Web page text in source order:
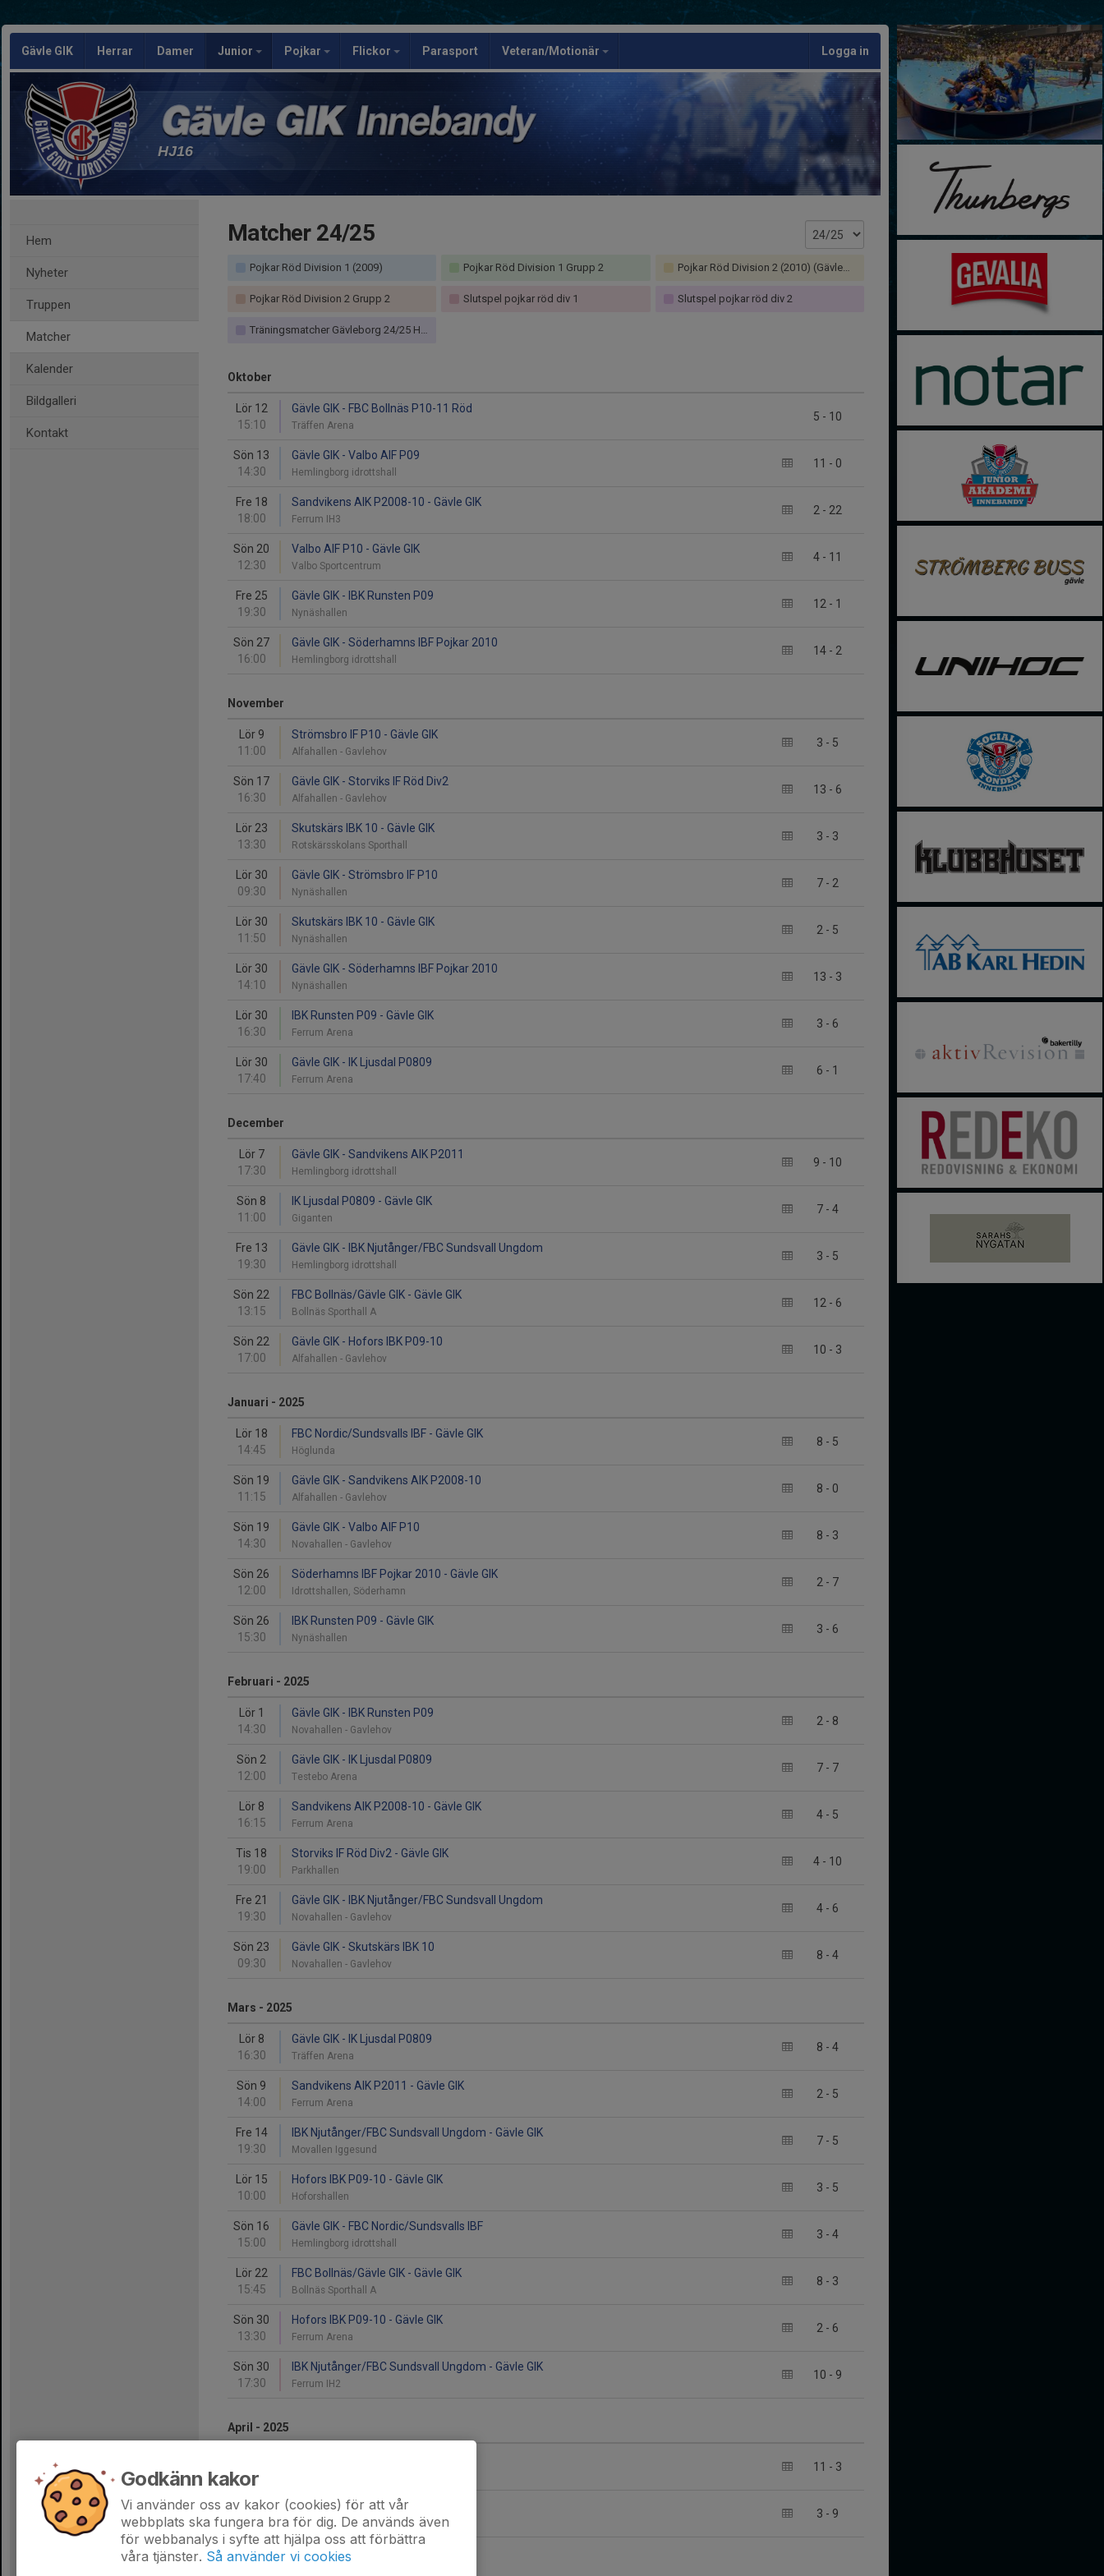
Gävle GIK Herrar Damer Junior Pojkar Flickor Parasport Veteran/Motionär Logga in
HJ16
Hem
Nyheter
Truppen
Matcher
Kalender
Bildgalleri
Kontakt
Matcher 24/25
Pojkar Röd Division 1 (2009) Pojkar Röd Division 1 Grupp 2 Pojkar Röd Division 2 (2010) (Gävleborg)
Pojkar Röd Division 2 Grupp 2 Slutspel pojkar röd div 1 Slutspel pojkar röd div 2
Träningsmatcher Gävleborg 24/25 Herrar/Pojkar) (Gävleborg)
Oktober
Lör 12
15:10
5 - 10
Gävle GIK - FBC Bollnäs P10-11 Röd
Träffen Arena
Sön 13
14:30
11 - 0
Gävle GIK - Valbo AIF P09
Hemlingborg idrottshall
Fre 18
18:00
2 - 22
Sandvikens AIK P2008-10 - Gävle GIK
Ferrum IH3
Sön 20
12:30
4 - 11
Valbo AIF P10 - Gävle GIK
Valbo Sportcentrum
Fre 25
19:30
12 - 1
Gävle GIK - IBK Runsten P09
Nynäshallen
Sön 27
16:00
14 - 2
Gävle GIK - Söderhamns IBF Pojkar 2010
Hemlingborg idrottshall
November
Lör 9
11:00
3 - 5
Strömsbro IF P10 - Gävle GIK
Alfahallen - Gavlehov
Sön 17
16:30
13 - 6
Gävle GIK - Storviks IF Röd Div2
Alfahallen - Gavlehov
Lör 23
13:30
3 - 3
Skutskärs IBK 10 - Gävle GIK
Rotskärsskolans Sporthall
Lör 30
09:30
7 - 2
Gävle GIK - Strömsbro IF P10
Nynäshallen
Lör 30
11:50
2 - 5
Skutskärs IBK 10 - Gävle GIK
Nynäshallen
Lör 30
14:10
13 - 3
Gävle GIK - Söderhamns IBF Pojkar 2010
Nynäshallen
Lör 30
16:30
3 - 6
IBK Runsten P09 - Gävle GIK
Ferrum Arena
Lör 30
17:40
6 - 1
Gävle GIK - IK Ljusdal P0809
Ferrum Arena
December
Lör 7
17:30
9 - 10
Gävle GIK - Sandvikens AIK P2011
Hemlingborg idrottshall
Sön 8
11:00
7 - 4
IK Ljusdal P0809 - Gävle GIK
Giganten
Fre 13
19:30
3 - 5
Gävle GIK - IBK Njutånger/FBC Sundsvall Ungdom
Hemlingborg idrottshall
Sön 22
13:15
12 - 6
FBC Bollnäs/Gävle GIK - Gävle GIK
Bollnäs Sporthall A
Sön 22
17:00
10 - 3
Gävle GIK - Hofors IBK P09-10
Alfahallen - Gavlehov
Januari - 2025
Lör 18
14:45
8 - 5
FBC Nordic/Sundsvalls IBF - Gävle GIK
Höglunda
Sön 19
11:15
8 - 0
Gävle GIK - Sandvikens AIK P2008-10
Alfahallen - Gavlehov
Sön 19
14:30
8 - 3
Gävle GIK - Valbo AIF P10
Novahallen - Gavlehov
Sön 26
12:00
2 - 7
Söderhamns IBF Pojkar 2010 - Gävle GIK
Idrottshallen, Söderhamn
Sön 26
15:30
3 - 6
IBK Runsten P09 - Gävle GIK
Nynäshallen
Februari - 2025
Lör 1
14:30
2 - 8
Gävle GIK - IBK Runsten P09
Novahallen - Gavlehov
Sön 2
12:00
7 - 7
Gävle GIK - IK Ljusdal P0809
Testebo Arena
Lör 8
16:15
4 - 5
Sandvikens AIK P2008-10 - Gävle GIK
Ferrum Arena
Tis 18
19:00
4 - 10
Storviks IF Röd Div2 - Gävle GIK
Parkhallen
Fre 21
19:30
4 - 6
Gävle GIK - IBK Njutånger/FBC Sundsvall Ungdom
Novahallen - Gavlehov
Sön 23
09:30
8 - 4
Gävle GIK - Skutskärs IBK 10
Novahallen - Gavlehov
Mars - 2025
Lör 8
16:30
8 - 4
Gävle GIK - IK Ljusdal P0809
Träffen Arena
Sön 9
14:00
2 - 5
Sandvikens AIK P2011 - Gävle GIK
Ferrum Arena
Fre 14
19:30
7 - 5
IBK Njutånger/FBC Sundsvall Ungdom - Gävle GIK
Movallen Iggesund
Lör 15
10:00
3 - 5
Hofors IBK P09-10 - Gävle GIK
Hoforshallen
Sön 16
15:00
3 - 4
Gävle GIK - FBC Nordic/Sundsvalls IBF
Hemlingborg idrottshall
Lör 22
15:45
8 - 3
FBC Bollnäs/Gävle GIK - Gävle GIK
Bollnäs Sporthall A
Sön 30
13:30
2 - 6
Hofors IBK P09-10 - Gävle GIK
Ferrum Arena
Sön 30
17:30
10 - 9
IBK Njutånger/FBC Sundsvall Ungdom - Gävle GIK
Ferrum IH2
April - 2025
10:30
11 - 3
Sön 6
14:00
3 - 9
Gävle GIK - FBC Bollnäs/Gävle GIK
Testebo Arena
Godkänn kakor
Vi använder oss av kakor (cookies) för att vår
webbplats ska fungera bra för dig. De används även
för webbanalys i syfte att hjälpa oss att förbättra
våra tjänster. Så använder vi cookies